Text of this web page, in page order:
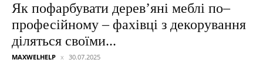
Як пофарбувати дерев’яні меблі по–
професійному – фахівці з декорування
діляться своїми...
MAXWELHELP 30.07.2025